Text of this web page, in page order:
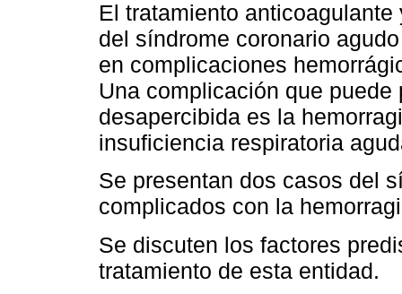
El tratamiento anticoagulante
del síndrome coronario
en complicaciones
Una complicación que puede
desapercibida es la
insuficiencia respiratoria
Se presentan dos casos del
complicados con la
Se discuten los factores
tratamiento de esta entidad.